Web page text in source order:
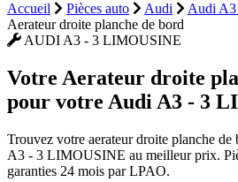
Accueil
Pièces auto Audi
Audi
Aerateur droite planche de bord
AUDI A3 - 3 LIMOUSINE
Votre Aerateur droite
pour votre Audi A3 - 3
Trouvez votre aerateur droite planche
A3 - 3 LIMOUSINE au meilleur prix.
garanties 24 mois par LPAO.